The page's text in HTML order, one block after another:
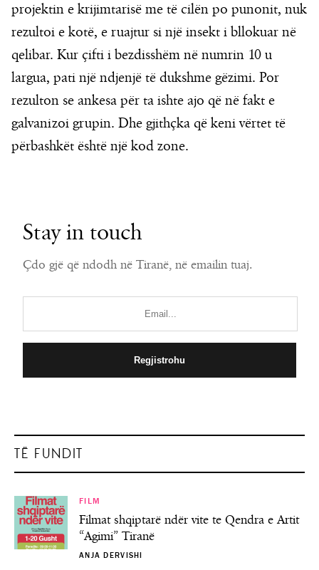
projektin e krijimtarisë me të cilën po punonit, nuk
rezultoi e kotë, e ruajtur si një insekt i bllokuar në
qelibar. Kur çifti i bezdisshëm në numrin 10 u
largua, pati një ndjenjë të dukshme gëzimi. Por
rezulton se ankesa për ta ishte ajo që në fakt e
galvanizoi grupin. Dhe gjithçka që keni vërtet të
përbashkët është një kod zone.
Stay in touch
Çdo gjë që ndodh në Tiranë, në emailin tuaj.
TË FUNDIT
FILM
Filmat shqiptarë ndër vite te Qendra e Artit
“Agimi” Tiranë
ANJA DERVISHI